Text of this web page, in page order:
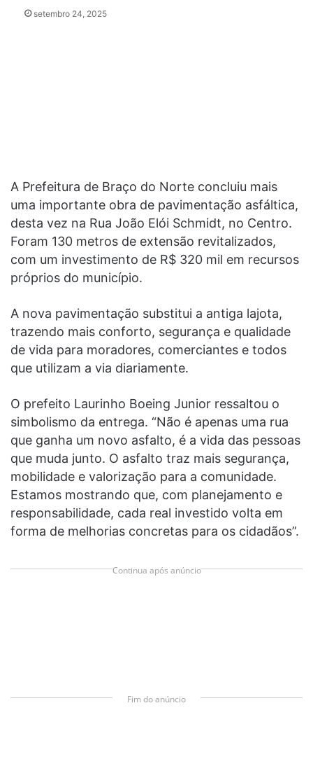
setembro 24, 2025
A Prefeitura de Braço do Norte concluiu mais
uma importante obra de pavimentação asfáltica,
desta vez na Rua João Elói Schmidt, no Centro.
Foram 130 metros de extensão revitalizados,
com um investimento de R$ 320 mil em recursos
próprios do município.
A nova pavimentação substitui a antiga lajota,
trazendo mais conforto, segurança e qualidade
de vida para moradores, comerciantes e todos
que utilizam a via diariamente.
O prefeito Laurinho Boeing Junior ressaltou o
simbolismo da entrega. “Não é apenas uma rua
que ganha um novo asfalto, é a vida das pessoas
que muda junto. O asfalto traz mais segurança,
mobilidade e valorização para a comunidade.
Estamos mostrando que, com planejamento e
responsabilidade, cada real investido volta em
forma de melhorias concretas para os cidadãos”.
Continua após anúncio
Fim do anúncio